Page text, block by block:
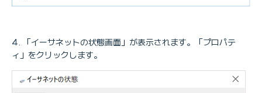
「イーサネットの状態画面」が表示されます。「プロパテ
ィ」をクリックします。